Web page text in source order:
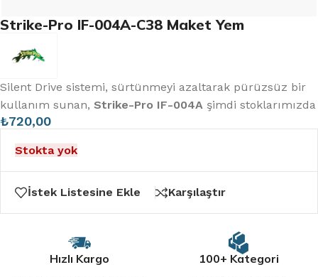
Strike-Pro IF-004A-C38 Maket Yem
Silent Drive sistemi, sürtünmeyi azaltarak pürüzsüz bir
kullanım sunan, Strike-Pro IF-004A şimdi stoklarımızda
₺720,00
Stokta yok
İstek Listesine Ekle Karşılaştır
Hızlı Kargo 100+ Kategori